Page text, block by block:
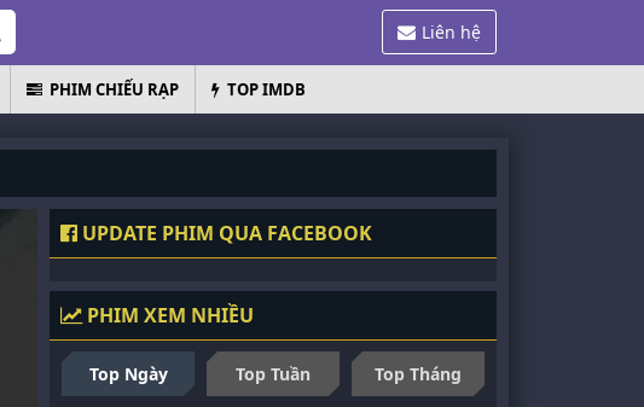
Liên hệ
PHIM CHIẾU RẠP TOP IMDB
UPDATE PHIM QUA FACEBOOK
PHIM XEM NHIỀU
Top Ngày Top Tuần
Top Tháng